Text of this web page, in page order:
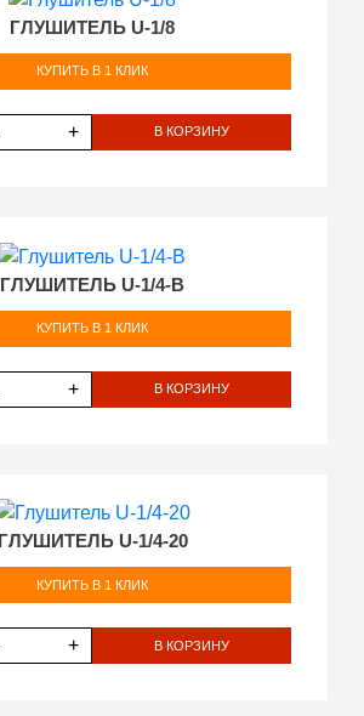
ГЛУШИТЕЛЬ U-1/8
КУПИТЬ В 1 КЛИК
+ В КОРЗИНУ
ГЛУШИТЕЛЬ U-1/4-В
КУПИТЬ В 1 КЛИК
+ В КОРЗИНУ
ГЛУШИТЕЛЬ U-1/4-20
КУПИТЬ В 1 КЛИК
+ В КОРЗИНУ